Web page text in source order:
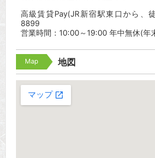
高級賃貸Pay(JR新宿駅東口から、
8899
営業時間：10:00～19:00 年中無休(年
Map 地図